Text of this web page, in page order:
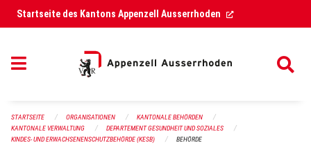
Navigation überspringen
Startseite des Kantons Appenzell Ausserrhoden (External Link)
STARTSEITE ORGANISATIONEN
KANTONALE BEHÖRDEN
KANTONALE VERWALTUNG
DEPARTEMENT GESUNDHEIT UND SOZIALES
KINDES- UND ERWACHSENENSCHUTZBEHÖRDE (KESB)
BEHÖRDE